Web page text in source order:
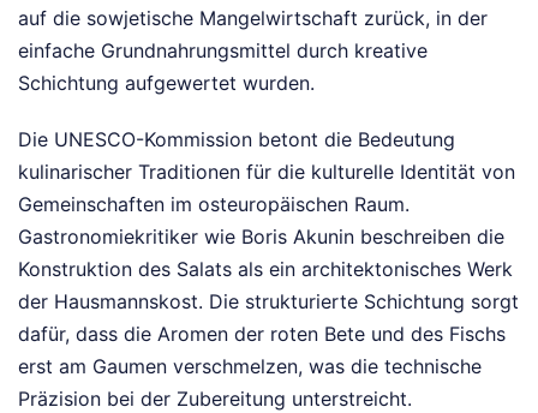
auf die sowjetische Mangelwirtschaft zurück, in der
einfache Grundnahrungsmittel durch kreative
Schichtung aufgewertet wurden.
Die UNESCO-Kommission betont die Bedeutung
kulinarischer Traditionen für die kulturelle Identität von
Gemeinschaften im osteuropäischen Raum.
Gastronomiekritiker wie Boris Akunin beschreiben die
Konstruktion des Salats als ein architektonisches Werk
der Hausmannskost. Die strukturierte Schichtung sorgt
dafür, dass die Aromen der roten Bete und des Fischs
erst am Gaumen verschmelzen, was die technische
Präzision bei der Zubereitung unterstreicht.